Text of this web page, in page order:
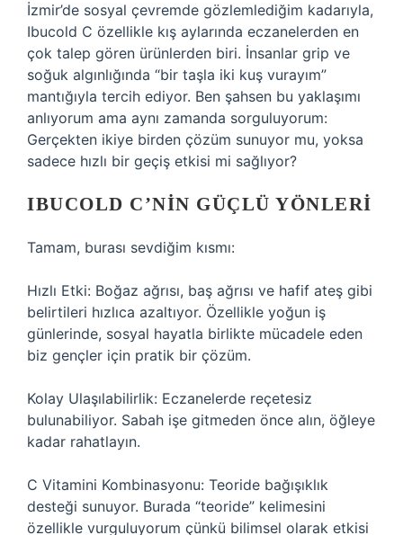
İzmir’de sosyal çevremde gözlemlediğim kadarıyla,
Ibucold C özellikle kış aylarında eczanelerden en
çok talep gören ürünlerden biri. İnsanlar grip ve
soğuk algınlığında “bir taşla iki kuş vurayım”
mantığıyla tercih ediyor. Ben şahsen bu yaklaşımı
anlıyorum ama aynı zamanda sorguluyorum:
Gerçekten ikiye birden çözüm sunuyor mu, yoksa
sadece hızlı bir geçiş etkisi mi sağlıyor?
IBUCOLD C’NIN GÜÇLÜ YÖNLERI
Tamam, burası sevdiğim kısmı:
Hızlı Etki: Boğaz ağrısı, baş ağrısı ve hafif ateş gibi
belirtileri hızlıca azaltıyor. Özellikle yoğun iş
günlerinde, sosyal hayatla birlikte mücadele eden
biz gençler için pratik bir çözüm.
Kolay Ulaşılabilirlik: Eczanelerde reçetesiz
bulunabiliyor. Sabah işe gitmeden önce alın, öğleye
kadar rahatlayın.
C Vitamini Kombinasyonu: Teoride bağışıklık
desteği sunuyor. Burada “teoride” kelimesini
özellikle vurguluyorum çünkü bilimsel olarak etkisi